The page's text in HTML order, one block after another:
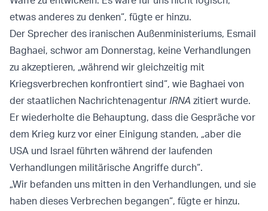
etwas anderes zu denken“, fügte er hinzu.
Der Sprecher des iranischen Außenministeriums, Esmail
Baghaei, schwor am Donnerstag, keine Verhandlungen
zu akzeptieren, „während wir gleichzeitig mit
Kriegsverbrechen konfrontiert sind“, wie Baghaei von
der staatlichen Nachrichtenagentur IRNA zitiert wurde.
Er wiederholte die Behauptung, dass die Gespräche vor
dem Krieg kurz vor einer Einigung standen, „aber die
USA und Israel führten während der laufenden
Verhandlungen militärische Angriffe durch“.
„Wir befanden uns mitten in den Verhandlungen, und sie
haben dieses Verbrechen begangen“, fügte er hinzu.